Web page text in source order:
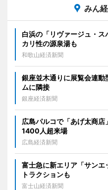
みん
白浜の「リヴァージュ・
カリ性の源泉湯も
和歌山経済新聞
銀座並木通りに展覧会連
ムに隣接
銀座経済新聞
広島パルコで「あげ太商
1400人超来場
広島経済新聞
富士急に新エリア「サン
トラクションも
富士山経済新聞